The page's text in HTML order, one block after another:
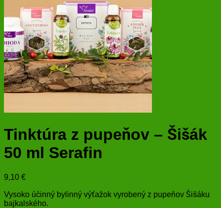
Tinktúra z pupeňov – Šišák
50 ml Serafin
9,10 €
Vysoko účinný bylinný výťažok vyrobený z pupeňov Šišáku
bajkalského.